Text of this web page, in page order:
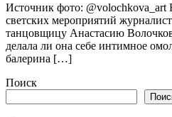
Источник фото:
светских мероприятий
танцовщицу Анастасию
делала ли она себе интимное
балерина […]
Поиск